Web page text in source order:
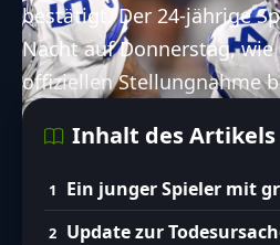
bestätigt. Der 24-jährige
Nacht auf Donnerstag, wie
offiziellen Stellungnahme
Inhalt des Artikels
Ein junger Spieler mit
Update zur